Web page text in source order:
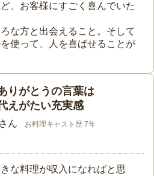
、お客様にすごく喜んでいた
な方と出会えること。そして
使って、人を喜ばせることが
りがとうの言葉は
えがたい充実感
ん お料理キャスト歴 7年
な料理が収入になればと思